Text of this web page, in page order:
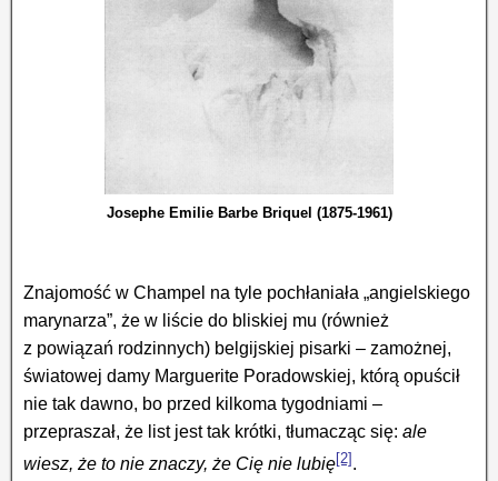
Josephe Emilie Barbe Briquel (1875-1961)
Znajomość w Champel na tyle pochłaniała „angielskiego
marynarza”, że w liście do bliskiej mu (również
z powiązań rodzinnych) belgijskiej pisarki – zamożnej,
światowej damy Marguerite Poradowskiej, którą opuścił
nie tak dawno, bo przed kilkoma tygodniami –
przepraszał, że list jest tak krótki, tłumacząc się: ale
wiesz, że to nie znaczy, że Cię nie lubię[2].